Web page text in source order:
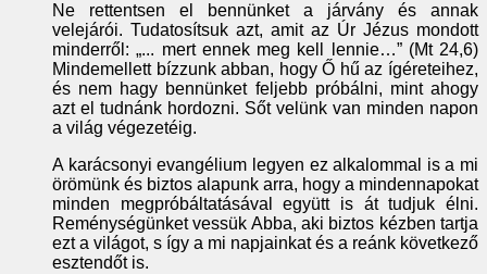
Ne rettentsen el bennünket a járvány és annak
velejárói. Tudatosítsuk azt, amit az Úr Jézus mondott
minderről: „... mert ennek meg kell lennie…” (Mt 24,6)
Mindemellett bízzunk abban, hogy Ő hű az ígéreteihez,
és nem hagy bennünket feljebb próbálni, mint ahogy
azt el tudnánk hordozni. Sőt velünk van minden napon
a világ végezetéig.
A karácsonyi evangélium legyen ez alkalommal is a mi
örömünk és biztos alapunk arra, hogy a mindennapokat
minden megpróbáltatásával együtt is át tudjuk élni.
Reménységünket vessük Abba, aki biztos kézben tartja
ezt a világot, s így a mi napjainkat és a reánk következő
esztendőt is.